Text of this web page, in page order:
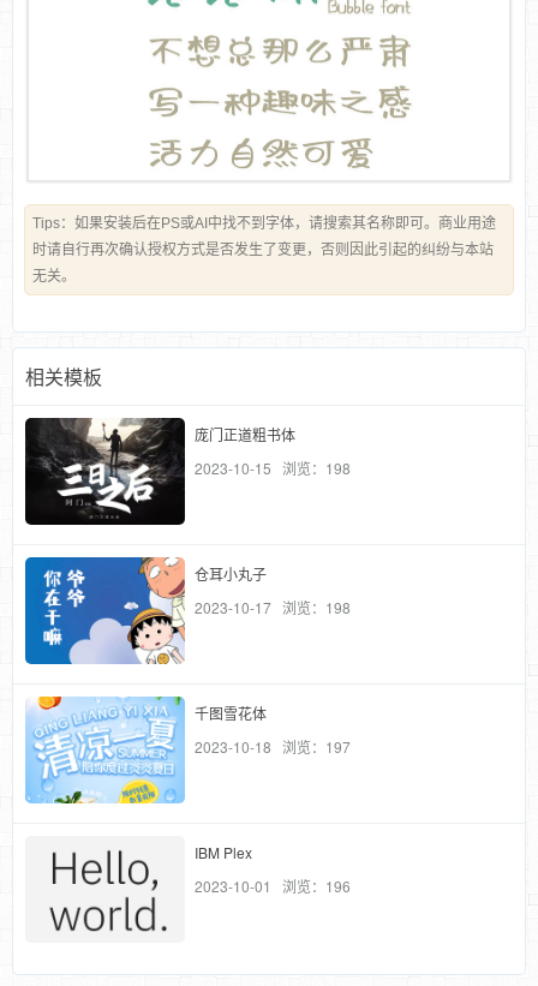
Tips：如果安装后在PS或AI中找不到字体，请搜索其名称即可。商业用途
时请自行再次确认授权方式是否发生了变更，否则因此引起的纠纷与本站
无关。
相关模板
庞门正道粗书体
2023-10-15 浏览：198
仓耳小丸子
2023-10-17 浏览：198
千图雪花体
2023-10-18 浏览：197
IBM Plex
2023-10-01 浏览：196